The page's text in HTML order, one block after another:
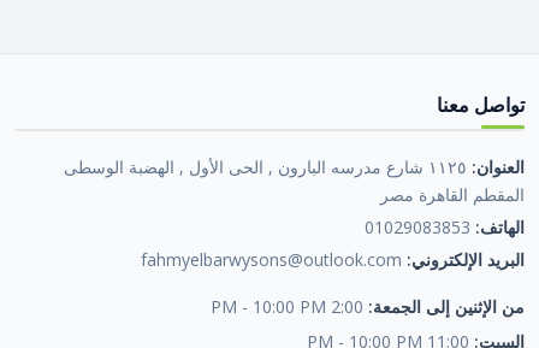
تواصل معنا
العنوان:
١١٢٥ شارع مدرسه البارون , الحى الأول , الهضبة الوسطى
المقطم القاهرة مصر
الهاتف: 01029083853
البريد الإلكتروني: fahmyelbarwysons@outlook.com
من الإثنين إلى الجمعة: 2:00 PM - 10:00 PM
السبت: 11:00 PM - 10:00 PM